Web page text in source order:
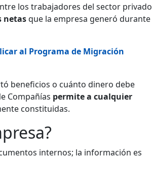
los trabajadores del sector privado
netasque la empresa generó durante
al Programa de Migración
beneficios o cuánto dinero debe
Compañías permite a cualquier
constituidas.
internos; la información es